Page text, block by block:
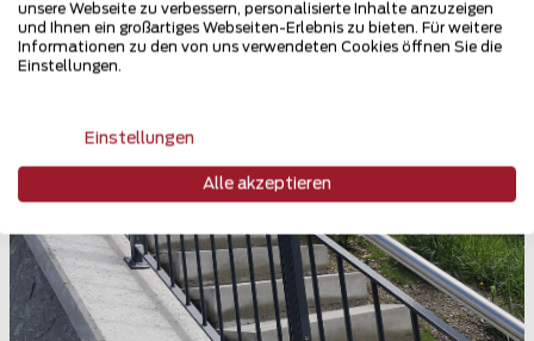
unsere Webseite zu verbessern, personalisierte Inhalte anzuzeigen
und Ihnen ein großartiges Webseiten-Erlebnis zu bieten. Für weitere
Informationen zu den von uns verwendeten Cookies öffnen Sie die
Einstellungen.
Einstellungen
Alle akzeptieren